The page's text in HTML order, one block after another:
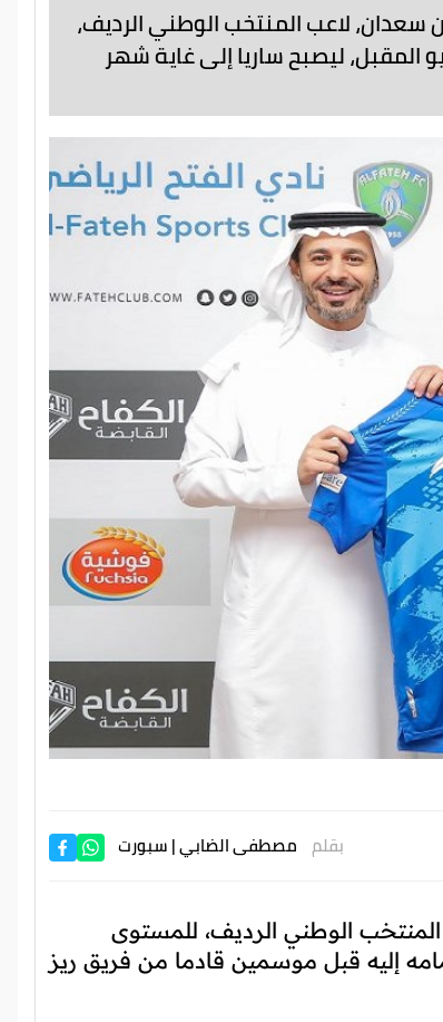
سعدان، لاعب المنتخب الوطني الرديف،
ليصبح ساريا إلى غاية شهر
بقلم مصطفى الضابي| سبورت
الوطني الرديف، للمستوى
إليه قبل موسمين قادما من فريق ريز